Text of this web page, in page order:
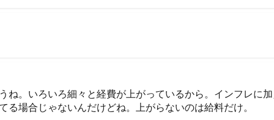
ね。いろいろ細々と経費が上がっているから。インフレに
る場合じゃないんだけどね。上がらないのは給料だけ。